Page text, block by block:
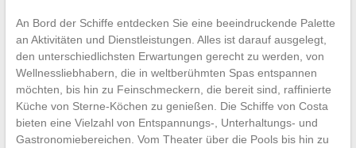
An Bord der Schiffe entdecken Sie eine beeindruckende Palette
an Aktivitäten und Dienstleistungen. Alles ist darauf ausgelegt,
den unterschiedlichsten Erwartungen gerecht zu werden, von
Wellnessliebhabern, die in weltberühmten Spas entspannen
möchten, bis hin zu Feinschmeckern, die bereit sind, raffinierte
Küche von Sterne-Köchen zu genießen. Die Schiffe von Costa
bieten eine Vielzahl von Entspannungs-, Unterhaltungs- und
Gastronomiebereichen. Vom Theater über die Pools bis hin zu